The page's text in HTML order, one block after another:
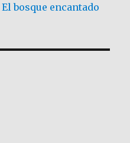
bosque encantado